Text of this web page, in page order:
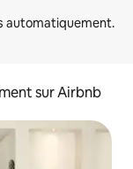
sur Airbnb